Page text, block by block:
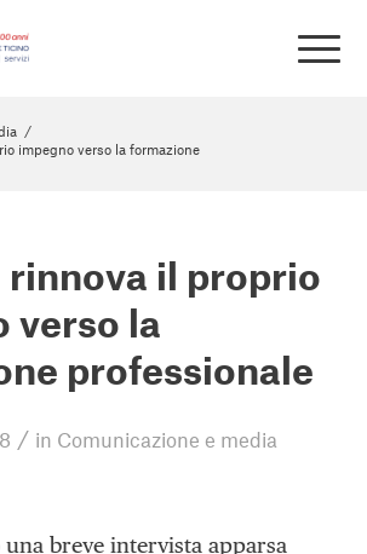
/
impegno verso la formazione
rinnova il proprio
verso la
professionale
/ in Comunicazione e media
breve intervista apparsa